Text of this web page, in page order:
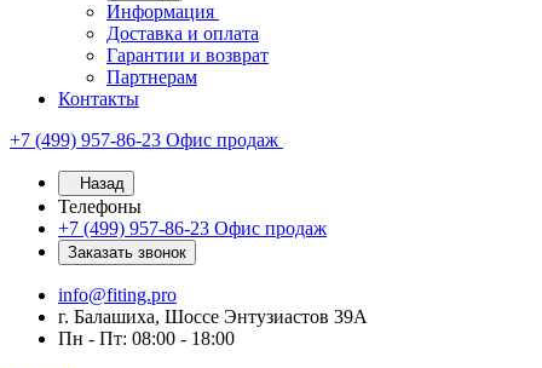
Информация
Доставка и оплата
Гарантии и возврат
Партнерам
Контакты
+7 (499) 957-86-23 Офис продаж
Назад
Телефоны
+7 (499) 957-86-23 Офис продаж
Заказать звонок
info@fiting.pro
г. Балашиха, Шоссе Энтузиастов 39А
Пн - Пт: 08:00 - 18:00